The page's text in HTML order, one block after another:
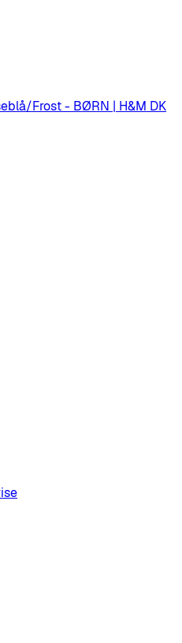
Frost - BØRN | H&M DK